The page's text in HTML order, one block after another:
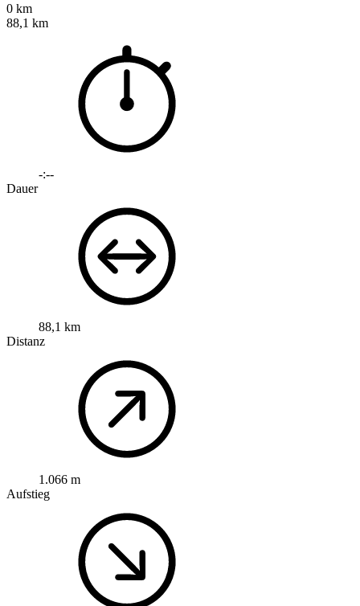
0 km
88,1 km
-:--
Dauer
88,1 km
Distanz
1.066 m
Aufstieg